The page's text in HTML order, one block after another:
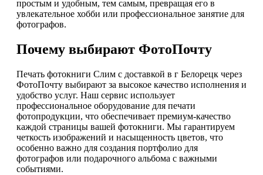
простым и удобным, тем самым, превращая его в
увлекательное хобби или профессиональное занятие для
фотографов.
Почему выбирают ФотоПочту
Печать фотокниги Слим с доставкой в г Белорецк через
ФотоПочту выбирают за высокое качество исполнения и
удобство услуг. Наш сервис использует
профессиональное оборудование для печати
фотопродукции, что обеспечивает премиум-качество
каждой страницы вашей фотокниги. Мы гарантируем
четкость изображений и насыщенность цветов, что
особенно важно для создания портфолио для
фотографов или подарочного альбома с важными
событиями.